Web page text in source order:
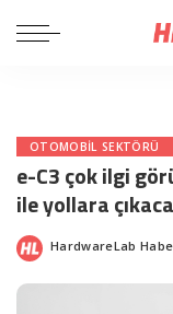
OTOMOBIL SEKTÖRÜ
e-C3 çok ilgi
ile yollara
Posted
HardwareLab